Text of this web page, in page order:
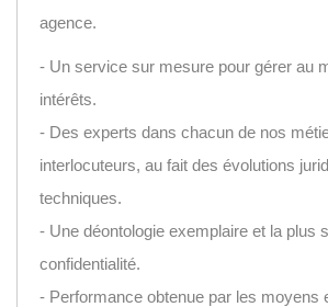
agence.
- Un service sur mesure pour gérer au
intérêts.
- Des experts dans chacun de nos
interlocuteurs, au fait des évolutions
techniques.
- Une déontologie exemplaire et la plus
confidentialité.
- Performance obtenue par les moyens